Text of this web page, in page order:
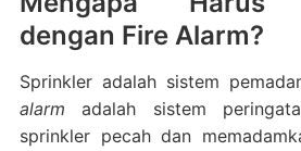
dengan Fire Alarm?
Sprinkler adalah sistem
alarm adalah sistem
sprinkler pecah dan